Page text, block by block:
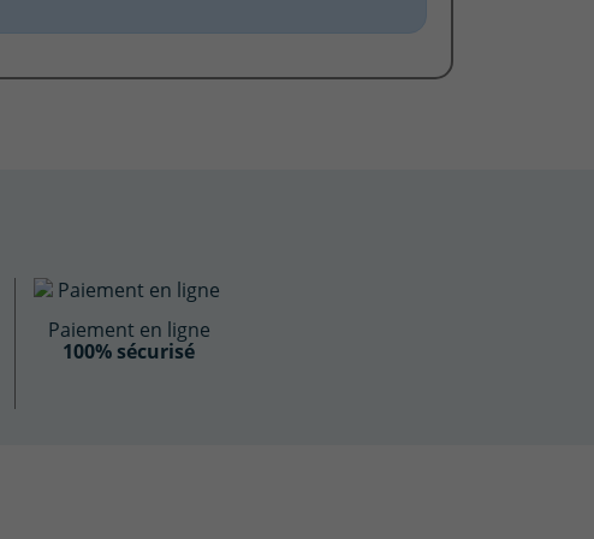
Paiement en ligne
100% sécurisé